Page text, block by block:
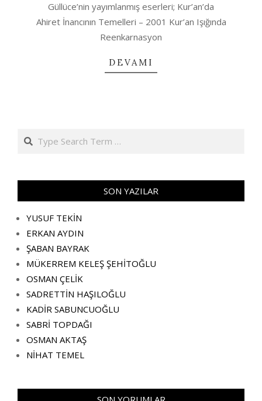
Güllüce’nin yayımlanmış eserleri; Kur’an’da
Ahiret İnancının Temelleri – 2001 Kur’an Işığında
Reenkarnasyon
DEVAMI
Search
SON YAZILAR
YUSUF TEKİN
ERKAN AYDIN
ŞABAN BAYRAK
MÜKERREM KELEŞ ŞEHİTOĞLU
OSMAN ÇELİK
SADRETTİN HAŞILOĞLU
KADİR SABUNCUOĞLU
SABRİ TOPDAĞI
OSMAN AKTAŞ
NİHAT TEMEL